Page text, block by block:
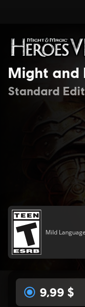
Might and
Standard
Mild
9,99 $